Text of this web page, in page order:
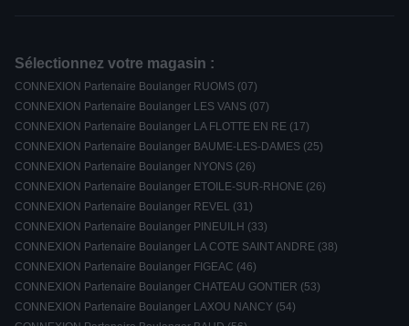
Sélectionnez votre magasin :
CONNEXION Partenaire Boulanger RUOMS (07)
CONNEXION Partenaire Boulanger LES VANS (07)
CONNEXION Partenaire Boulanger LA FLOTTE EN RE (17)
CONNEXION Partenaire Boulanger BAUME-LES-DAMES (25)
CONNEXION Partenaire Boulanger NYONS (26)
CONNEXION Partenaire Boulanger ETOILE-SUR-RHONE (26)
CONNEXION Partenaire Boulanger REVEL (31)
CONNEXION Partenaire Boulanger PINEUILH (33)
CONNEXION Partenaire Boulanger LA COTE SAINT ANDRE (38)
CONNEXION Partenaire Boulanger FIGEAC (46)
CONNEXION Partenaire Boulanger CHATEAU GONTIER (53)
CONNEXION Partenaire Boulanger LAXOU NANCY (54)